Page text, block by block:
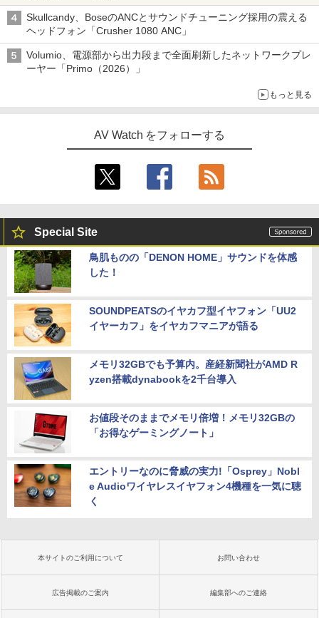
Skullcandy、BoseのANCとサウンドチューニング採用の震える
ヘッドフォン「Crusher 1080 ANC」
Volumio、電源部から出力段まで全面刷新したネットワークプレ
ーヤー「Primo（2026）」
もっと見る
AV Watch をフォローする
Special Site
鳥肌ものの「DENON HOME」サウンドを体感
した！
SOUNDPEATSのイヤカフ型イヤフォン「UU2
イヤーカフ」をイヤカフマニアが語る
メモリ32GBでも予算内。産経新聞社がAMD R
yzen搭載dynabookを2千台導入
お値段そのままでメモリ倍増！メモリ32GBの
「お得なゲーミングノート」
エントリーなのに脅威の実力!「Osprey」Nobl
e Audioワイヤレスイヤフォン4機種を一気に聴
く
本サイトのご利用について お問い合わせ
広告掲載のご案内 編集部へのご連絡